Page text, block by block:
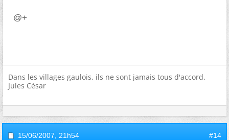
@+
Dans les villages gaulois, ils ne sont jamais tous d'accord.
Jules César
15/06/2007, 21h54 #14